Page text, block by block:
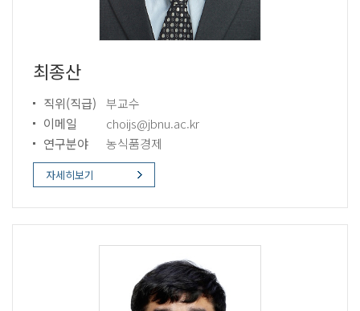
최종산
직위(직급) 부교수
이메일
choijs@jbnu.ac.kr
연구분야
농식품경제
자세히보기